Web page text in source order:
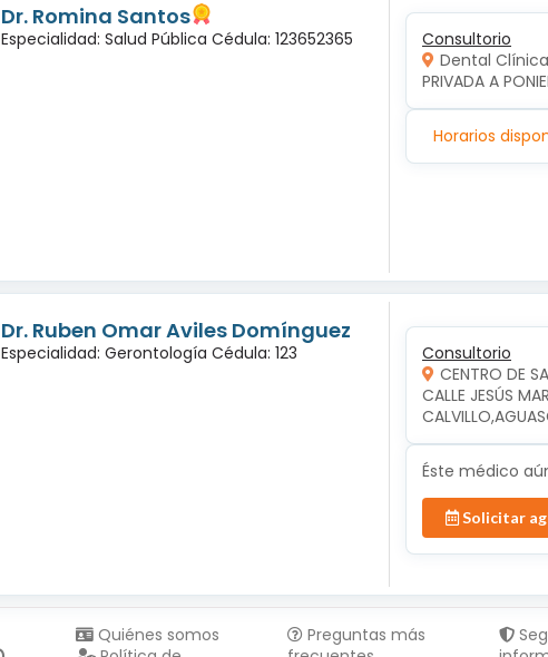
Dr. Romina Santos
Especialidad: Salud Pública Cédula: 123652365
Consultorio
Dental
PRIVADA A
Horarios
Dr. Ruben Omar Aviles Domínguez
Especialidad: Gerontología Cédula: 123
Consultorio
CENTRO DE
CALLE JESÚS
Éste médico
Solicitar
Quiénes somos
Preguntas más